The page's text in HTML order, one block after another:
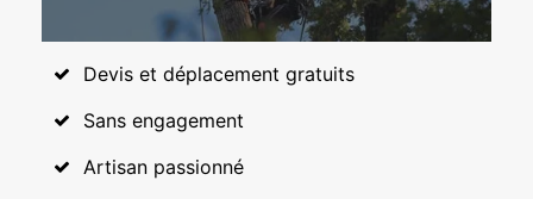
Devis et déplacement gratuits
Sans engagement
Artisan passionné